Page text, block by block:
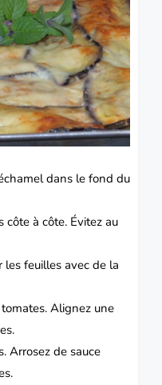
dans le fond du
côte à côte. Évitez au
les feuilles avec de la
Alignez une
Arrosez de sauce